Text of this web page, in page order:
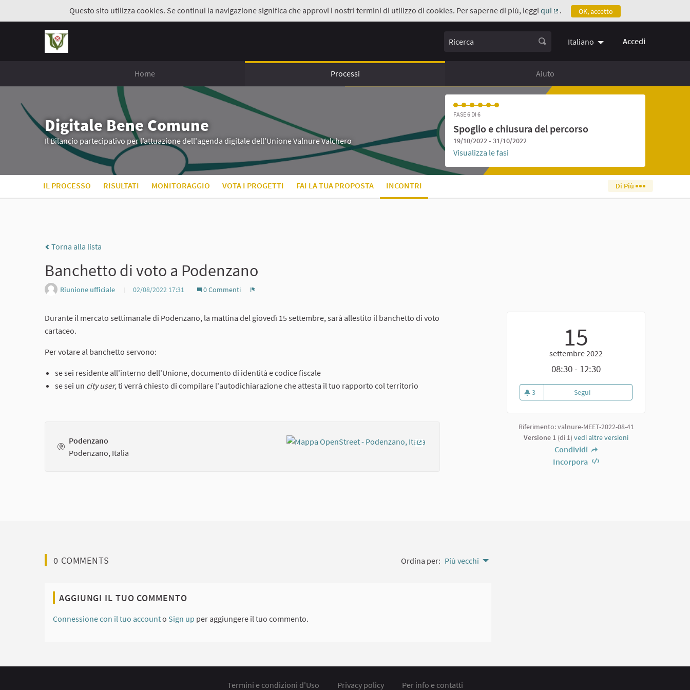
Questo sito utilizza cookies. Se continui la navigazione significa che approvi i nostri termini di utilizzo di cookies. Per saperne di più, leggi qui
(Collegamento esterno)
. OK, accetto
Ricerca Italiano Accedi
Home Processi Aiuto
Digitale Bene Comune
Il Bilancio partecipativo per l’attuazione dell'agenda digitale dell’Unione Valnure Valchero
FASE 6 DI 6
Spoglio e chiusura del percorso
19/10/2022 - 31/10/2022
Visualizza le fasi
IL PROCESSO RISULTATI MONITORAGGIO VOTA I PROGETTI FAI LA TUA PROPOSTA INCONTRI Di Più
Torna alla lista
Banchetto di voto a Podenzano
Riunione ufficiale 02/08/2022 17:31 0 Commenti
15
settembre 2022
08:30 - 12:30
3
3 sostenitori
Segui
Riferimento: valnure-MEET-2022-08-41
Versione 1 (di 1) vedi altre versioni
Condividi
Incorpora
Durante il mercato settimanale di Podenzano, la mattina del giovedì 15 settembre, sarà allestito il banchetto di voto
cartaceo.
Per votare al banchetto servono:
se sei residente all'interno dell'Unione, documento di identità e codice fiscale
se sei un city user,ti verrà chiesto di compilare l'autodichiarazione che attesta il tuo rapporto col territorio
Podenzano
Podenzano, Italia
0 COMMENTS Ordina per: Più vecchi
AGGIUNGI IL TUO COMMENTO
Connessione con il tuo accounto Sign up per aggiungere il tuo commento.
Termini e condizioni d'Uso Privacy policy Per info e contatti